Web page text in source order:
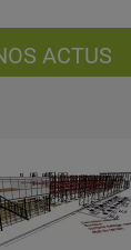
ACTUS